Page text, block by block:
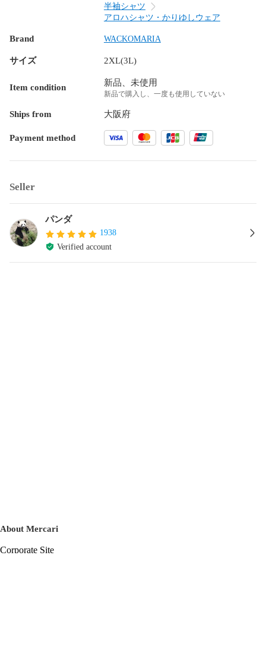
半袖シャツ
アロハシャツ・かりゆしウェア
Brand WACKOMARIA
サイズ 2XL(3L)
Item condition 新品、未使用
新品で購入し、一度も使用していない
Ships from 大阪府
Payment method
Seller
パンダ
1938
Verified account
About Mercari
Corporate Site